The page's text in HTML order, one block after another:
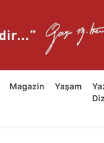
Magazin Yaşam